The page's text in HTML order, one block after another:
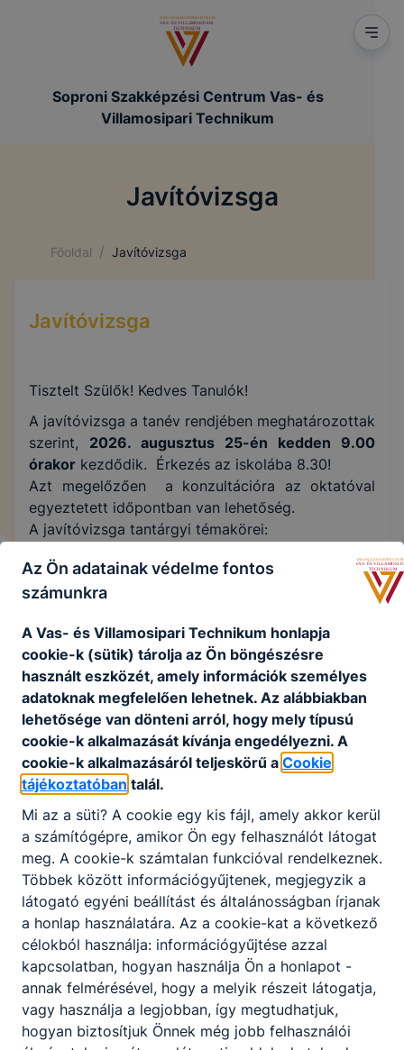
Soproni Szakképzési Centrum Vas- és
Villamosipari Technikum
Javítóvizsga
Főoldal / Javítóvizsga
Javítóvizsga
Tisztelt Szülők! Kedves Tanulók!
A javítóvizsga a tanév rendjében meghatározottak
szerint, 2026. augusztus 25-én kedden 9.00
órakor kezdődik. Érkezés az iskolába 8.30!
Azt megelőzően a konzultációra az oktatóval
egyeztetett időpontban van lehetőség.
A javítóvizsga tantárgyi témakörei:
Edzéselmélet & anatómia
Fizika
Gépészet
Informatika
Matematika
Természetismeret
Villamosipar
Az Ön adatainak védelme fontos
számunkra
A Vas- és Villamosipari Technikum honlapja
cookie-k (sütik) tárolja az Ön böngészésre
használt eszközét, amely információk személyes
adatoknak megfelelően lehetnek. Az alábbiakban
lehetősége van dönteni arról, hogy mely típusú
cookie-k alkalmazását kívánja engedélyezni. A
cookie-k alkalmazásáról teljeskörű a Cookie
tájékoztatóban talál.
Mi az a süti? A cookie egy kis fájl, amely akkor kerül
a számítógépre, amikor Ön egy felhasználót látogat
meg. A cookie-k számtalan funkcióval rendelkeznek.
Többek között információgyűjtenek, megjegyzik a
látogató egyéni beállítást és általánosságban írjanak
a honlap használatára. Az a cookie-kat a következő
célokból használja: információgyűjtése azzal
kapcsolatban, hogyan használja Ön a honlapot -
annak felmérésével, hogy a melyik részeit látogatja,
vagy használja a legjobban, így megtudhatjuk,
hogyan biztosítjuk Önnek még jobb felhasználói